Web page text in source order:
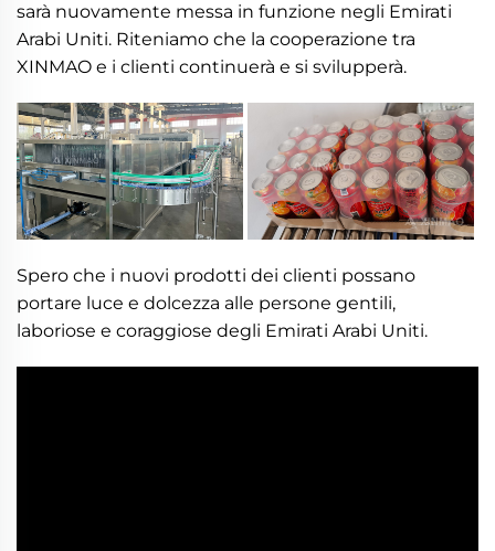
sarà nuovamente messa in funzione negli Emirati
Arabi Uniti. Riteniamo che la cooperazione tra
XINMAO e i clienti continuerà e si svilupperà.
Spero che i nuovi prodotti dei clienti possano
portare luce e dolcezza alle persone gentili,
laboriose e coraggiose degli Emirati Arabi Uniti.